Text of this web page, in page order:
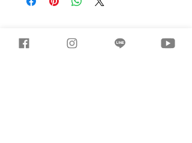
2. 產品顏色局部採「漸層、失色、色差」